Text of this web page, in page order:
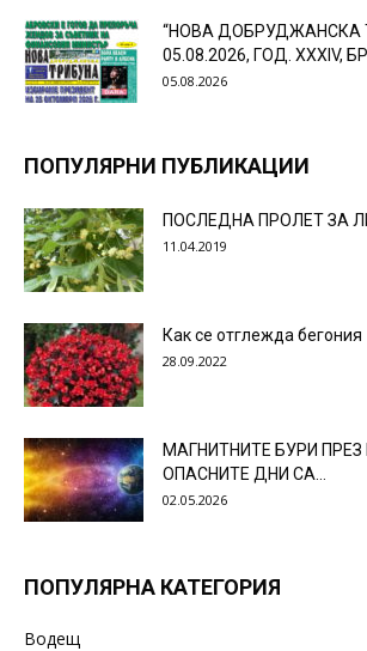
“НОВА ДОБРУДЖАНСКА
05.08.2026, ГОД. XXХIV,
05.08.2026
ПОПУЛЯРНИ ПУБЛИКАЦИИ
ПОСЛЕДНА ПРОЛЕТ ЗА
11.04.2019
Как се отглежда бегония
28.09.2022
МАГНИТНИТЕ БУРИ
ОПАСНИТЕ ДНИ СА…
02.05.2026
ПОПУЛЯРНА КАТЕГОРИЯ
Водещ